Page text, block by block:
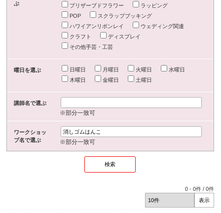
ぶ
プリザーブドフラワー
ラッピング
POP
スクラップブッキング
ハワイアンリボンレイ
ウェディング関連
クラフト
ディスプレイ
その他手芸・工芸
曜日を選ぶ 日曜日 月曜日 火曜日
水曜日
木曜日
金曜日 土曜日
講師名で選ぶ
※部分一致可
ワークショッ
プ名で選ぶ
※部分一致可
0 -0件 /0件